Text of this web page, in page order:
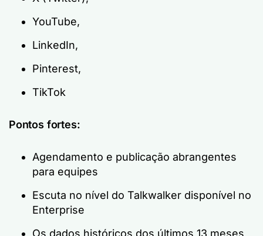
YouTube,
LinkedIn,
Pinterest,
TikTok
Pontos fortes:
Agendamento e publicação abrangentes
para equipes
Escuta no nível do Talkwalker disponível no
Enterprise
Os dados históricos dos últimos 13 meses